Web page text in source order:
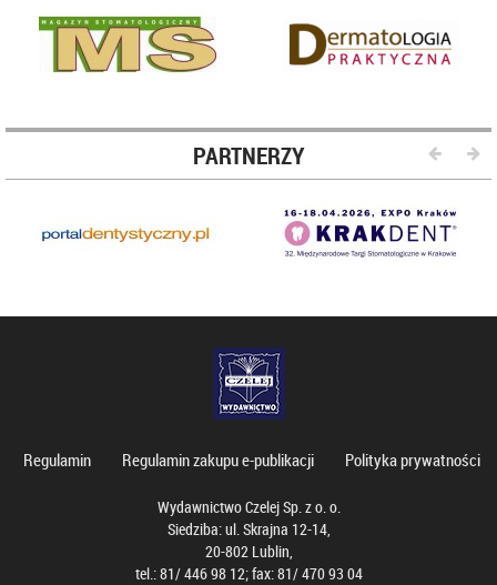
PARTNERZY
Regulamin Regulamin zakupu e-publikacji Polityka prywatności
Wydawnictwo Czelej Sp. z o. o.
Siedziba: ul. Skrajna 12-14,
20-802 Lublin,
tel.: 81/ 446 98 12; fax: 81/ 470 93 04